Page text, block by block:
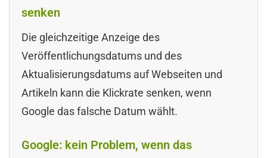
senken
Die gleichzeitige Anzeige des
Veröffentlichungsdatums und des
Aktualisierungsdatums auf Webseiten und
Artikeln kann die Klickrate senken, wenn
Google das falsche Datum wählt.
Google: kein Problem, wenn das